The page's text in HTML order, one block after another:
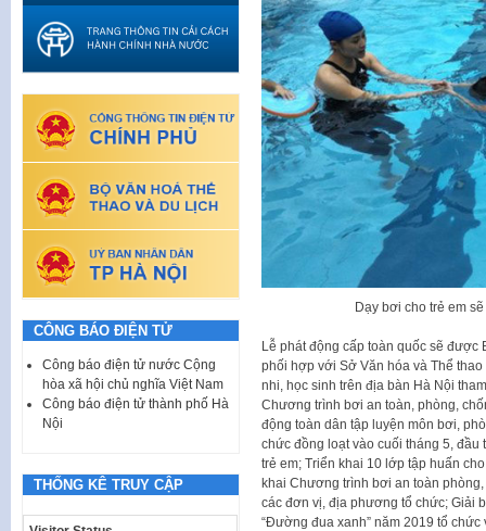
Dạy bơi cho trẻ em
Lễ phát động cấp toàn quốc sẽ
phối hợp với Sở Văn hóa và Thể
nhi, học sinh trên địa bàn Hà Nội
Chương trình bơi an toàn, phòng,
động toàn dân tập luyện môn bơi,
chức đồng loạt vào cuối tháng 5,
trẻ em; Triển khai 10 lớp tập huấn
khai Chương trình bơi an toàn
các đơn vị, địa phương tổ chức; Giải
“Đường đua xanh” năm 2019 tổ
CÔNG BÁO ĐIỆN TỬ
Công báo điện tử nước Cộng
hòa xã hội chủ nghĩa Việt Nam
Công báo điện tử thành phố Hà
Nội
THỐNG KÊ TRUY CẬP